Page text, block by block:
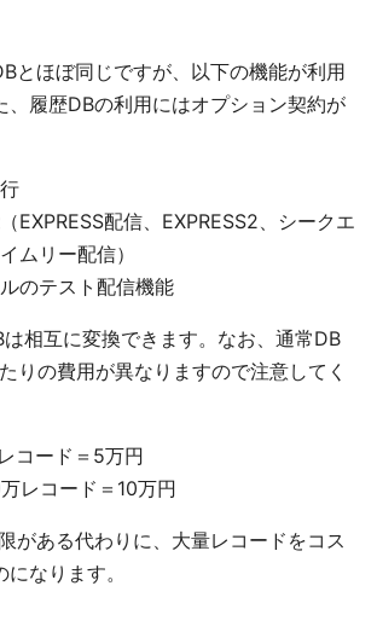
とほぼ同じですが、以下の機能が利用
、履歴DBの利用にはオプション契約が
EXPRESS配信、EXPRESS2、シークエ
ムリー配信）
のテスト配信機能
相互に変換できます。なお、通常DB
りの費用が異なりますので注意してく
コード＝5万円
レコード＝10万円
がある代わりに、大量レコードをコス
なります。